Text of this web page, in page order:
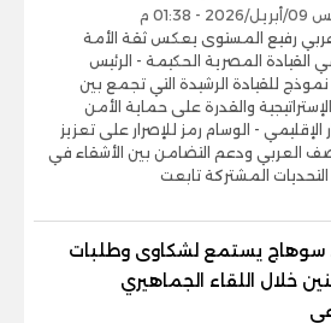
- 01:38 م
رفيع المستوى يعكس ثقة الأمة
القيادة المصرية الحكيمة - الرئيس
للقيادة الرشيدة التي تجمع بين
والقدرة على حماية الأمن
الإقليمي - الوسام رمز للإصرار على تعزيز
العربي ودعم التضامن بين الأشقاء في
المشتركة تابعت
يستمع لشكاوى وطلبات
خلال اللقاء الجماهيري